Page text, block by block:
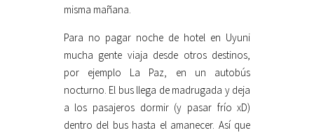
misma mañana.
Para no pagar noche de hotel en Uyuni
mucha gente viaja desde otros destinos,
por ejemplo La Paz, en un autobús
nocturno. El bus llega de madrugada y deja
a los pasajeros dormir (y pasar frío xD)
dentro del bus hasta el amanecer. Así que